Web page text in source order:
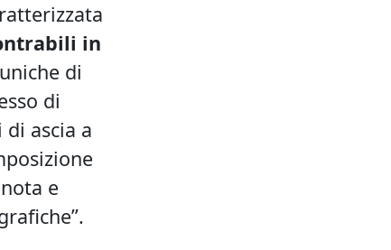
in
di
di
ascia a
e